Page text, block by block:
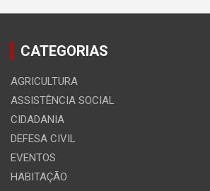
CATEGORIAS
AGRICULTURA
ASSISTÊNCIA SOCIAL
CIDADANIA
DEFESA CIVIL
EVENTOS
HABITAÇÃO